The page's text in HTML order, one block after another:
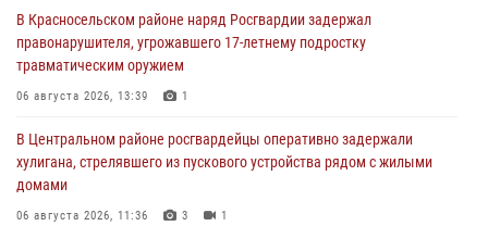
В Красносельском районе наряд Росгвардии задержал
правонарушителя, угрожавшего 17-летнему подростку
травматическим оружием
06 августа 2026, 13:39 1
В Центральном районе росгвардейцы оперативно задержали
хулигана, стрелявшего из пускового устройства рядом с жилыми
домами
06 августа 2026, 11:36 3 1